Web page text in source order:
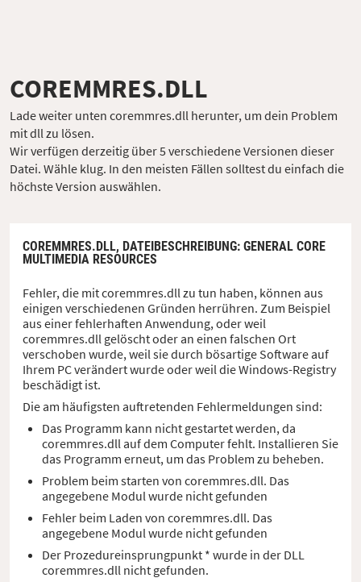
COREMMRES.DLL
Lade weiter unten coremmres.dll herunter, um dein Problem
mit dll zu lösen.
Wir verfügen derzeitig über 5 verschiedene Versionen dieser
Datei. Wähle klug. In den meisten Fällen solltest du einfach die
höchste Version auswählen.
COREMMRES.DLL, DATEIBESCHREIBUNG: GENERAL CORE
MULTIMEDIA RESOURCES
Fehler, die mit coremmres.dll zu tun haben, können aus
einigen verschiedenen Gründen herrühren. Zum Beispiel
aus einer fehlerhaften Anwendung, oder weil
coremmres.dll gelöscht oder an einen falschen Ort
verschoben wurde, weil sie durch bösartige Software auf
Ihrem PC verändert wurde oder weil die Windows-Registry
beschädigt ist.
Die am häufigsten auftretenden Fehlermeldungen sind:
Das Programm kann nicht gestartet werden, da
coremmres.dll auf dem Computer fehlt. Installieren Sie
das Programm erneut, um das Problem zu beheben.
Problem beim starten von coremmres.dll. Das
angegebene Modul wurde nicht gefunden
Fehler beim Laden von coremmres.dll. Das
angegebene Modul wurde nicht gefunden
Der Prozedureinsprungpunkt * wurde in der DLL
coremmres.dll nicht gefunden.